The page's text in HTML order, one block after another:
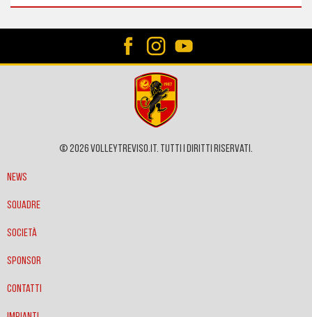
© 2026 VOLLEYTREVISO.IT. Tutti i diritti riservati.
News
Squadre
Società
Sponsor
Contatti